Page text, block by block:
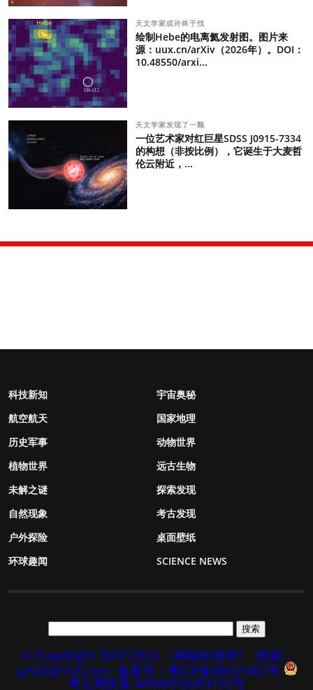
天文学家或许终于找
绘制Hebe的电离氦发射图。图片来
源：uux.cn/arXiv（2026年）。DOI：
10.48550/arxi...
天文学家发现了一颗
一位艺术家对红巨星SDSS J0915-7334
的构想（非按比例），它诞生于大麦哲
伦云附近，...
科技新知
宇宙奥秘
航空航天
国家地理
历史军事
动物世界
植物世界
远古生物
未解之谜
探索发现
自然现象
考古发现
户外探险
桌面壁纸
环球趣闻
SCIENCE NEWS
© CopyRight 2007-2023 《神秘的地球》
邮箱：
yy525@163.com 备案号：粤ICP备06021002号
粤公网安备 44060502003102号